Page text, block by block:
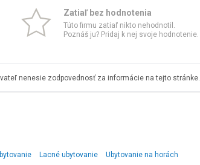
Zatiaľ bez hodnotenia
Túto firmu zatiaľ nikto nehodnotil.
Poznáš ju? Pridaj k nej svoje hodnotenie.
nenesie zodpovednosť za informácie na tejto stránke.
Lacné ubytovanie Ubytovanie na horách